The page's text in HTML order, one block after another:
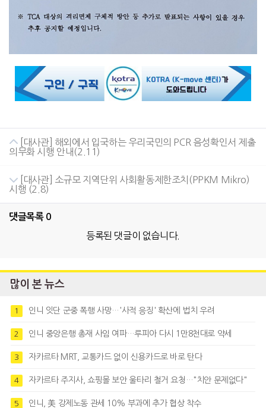
[대사관] 해외에서 입국하는 우리국민의 PCR 음성확인서 제출
의무화 시행 안내(2.11)
[대사관] 소규모 지역단위 사회활동제한조치(PPKM Mikro)
시행 (2.8)
댓글목록 0
등록된 댓글이 없습니다.
많이 본 뉴스
1 인니 잇단 군중 폭행 사망…'사적 응징' 확산에 법치 우려
2 인니 중앙은행 총재 사임 여파…루피아 다시 1만8천대로 약세
3 자카르타 MRT, 교통카드 없이 신용카드로 바로 탄다
4 자카르타 주지사, 쇼핑몰 보안 울타리 철거 요청…"치안 문제없다"
5 인니, 美 강제노동 관세 10% 부과에 추가 협상 착수